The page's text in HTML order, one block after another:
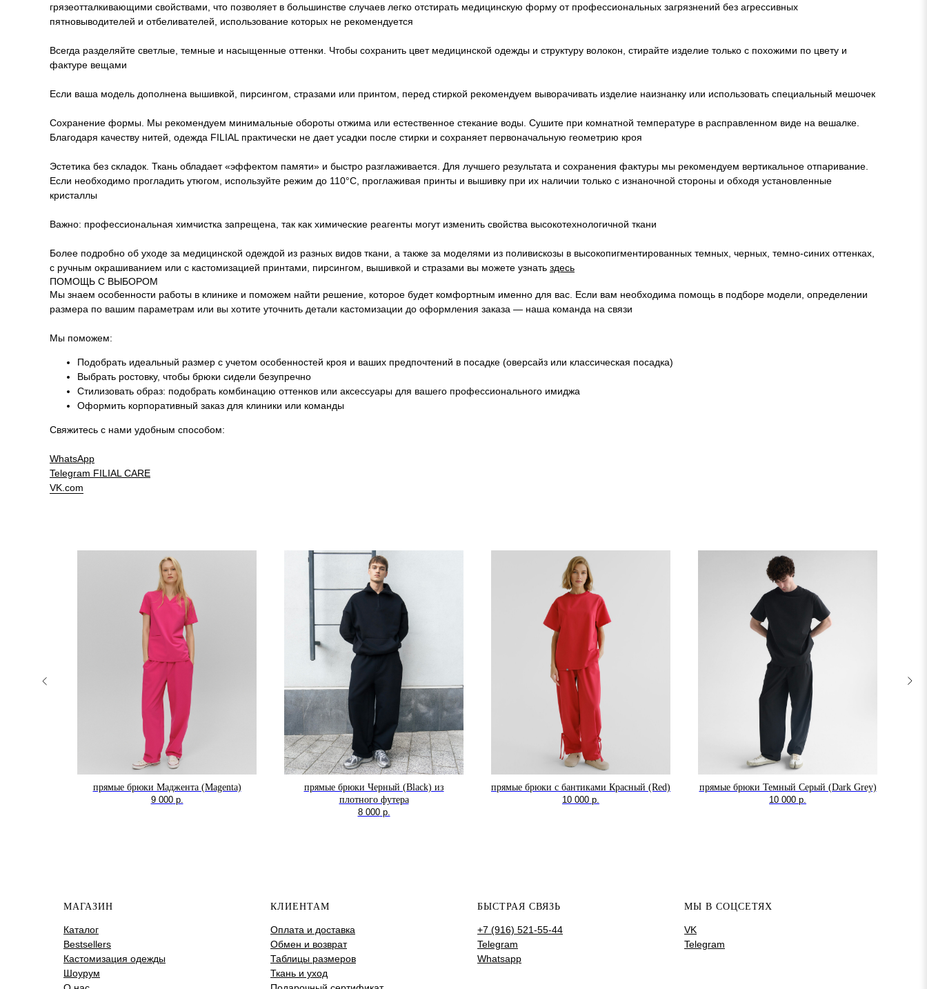
грязеотталкивающими свойствами, что позволяет в большинстве случаев легко отстирать медицинскую форму от профессиональных загрязнений без агрессивных
пятновыводителей и отбеливателей, использование которых не рекомендуется
Всегда разделяйте светлые, темные и насыщенные оттенки. Чтобы сохранить цвет медицинской одежды и структуру волокон, стирайте изделие только с похожими по цвету и
фактуре вещами
Если ваша модель дополнена вышивкой, пирсингом, стразами или принтом, перед стиркой рекомендуем выворачивать изделие наизнанку или использовать специальный мешочек
Сохранение формы. Мы рекомендуем минимальные обороты отжима или естественное стекание воды. Сушите при комнатной температуре в расправленном виде на вешалке.
Благодаря качеству нитей, одежда FILIAL практически не дает усадки после стирки и сохраняет первоначальную геометрию кроя
Эстетика без складок. Ткань обладает «эффектом памяти» и быстро разглаживается. Для лучшего результата и сохранения фактуры мы рекомендуем вертикальное отпаривание.
Если необходимо прогладить утюгом, используйте режим до 110°C, проглаживая принты и вышивку при их наличии только с изнаночной стороны и обходя установленные
кристаллы
Важно: профессиональная химчистка запрещена, так как химические реагенты могут изменить свойства высокотехнологичной ткани
Более подробно об уходе за медицинской одеждой из разных видов ткани, а также за моделями из поливискозы в высокопигментированных темных, черных, темно-синих оттенках,
с ручным окрашиванием или с кастомизацией принтами, пирсингом, вышивкой и стразами вы можете узнать здесь
ПОМОЩЬ С ВЫБОРОМ
Мы знаем особенности работы в клинике и поможем найти решение, которое будет комфортным именно для вас. Если вам необходима помощь в подборе модели, определении
размера по вашим параметрам или вы хотите уточнить детали кастомизации до оформления заказа — наша команда на связи
Мы поможем:
Подобрать идеальный размер с учетом особенностей кроя и ваших предпочтений в посадке (оверсайз или классическая посадка)
Выбрать ростовку, чтобы брюки сидели безупречно
Стилизовать образ: подобрать комбинацию оттенков или аксессуары для вашего профессионального имиджа
Оформить корпоративный заказ для клиники или команды
Свяжитесь с нами удобным способом:
WhatsApp
Telegram FILIAL CARE
VK.com
прямые брюки Маджента (Magenta)
9 000 р.
прямые брюки Черный (Black) из
плотного футера
8 000 р.
прямые брюки с бантиками Красный (Red)
10 000 р.
прямые брюки Темный Серый (Dark Grey)
10 000 р.
МАГАЗИН
Каталог
Bestsellers
Кастомизация одежды
Шоурум
КЛИЕНТАМ
Оплата и доставка
Обмен и возврат
Таблицы размеров
Ткань и уход
БЫСТРАЯ СВЯЗЬ
+7 (916) 521-55-44
Telegram
Whatsapp
МЫ В СОЦСЕТЯХ
VK
Telegram